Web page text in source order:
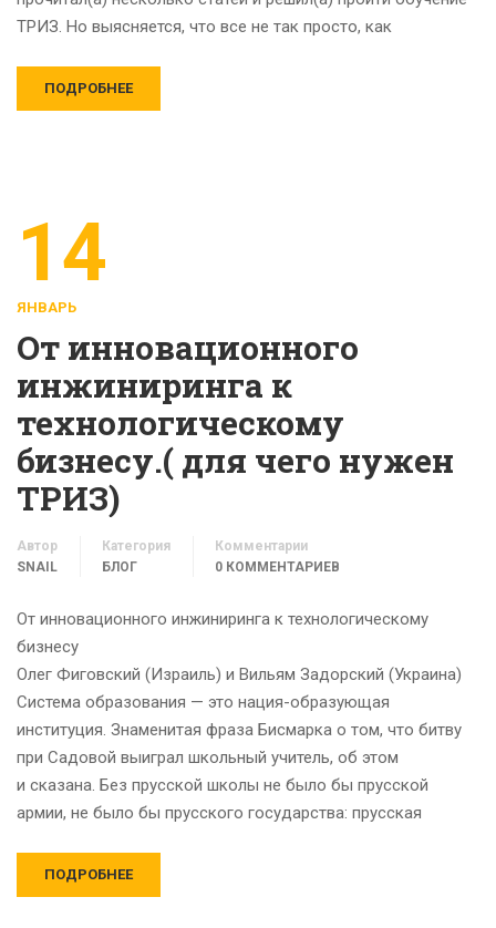
ТРИЗ. Но выясняется, что все не так просто, как
ПОДРОБНЕЕ
14
ЯНВАРЬ
От инновационного
инжиниринга к
технологическому
бизнесу.( для чего нужен
ТРИЗ)
Автор
SNAIL
Категория
БЛОГ
Комментарии
0 КОММЕНТАРИЕВ
От инновационного инжиниринга к технологическому
бизнесу
Олег Фиговский (Израиль) и Вильям Задорский (Украина)
Система образования — это нация-образующая
институция. Знаменитая фраза Бисмарка о том, что битву
при Садовой выиграл школьный учитель, об этом
и сказана. Без прусской школы не было бы прусской
армии, не было бы прусского государства: прусская
ПОДРОБНЕЕ